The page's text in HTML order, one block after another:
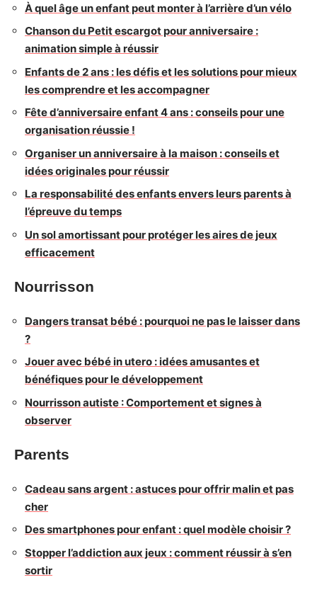
À quel âge un enfant peut monter à l’arrière d’un vélo
Chanson du Petit escargot pour anniversaire :
animation simple à réussir
Enfants de 2 ans : les défis et les solutions pour mieux
les comprendre et les accompagner
Fête d’anniversaire enfant 4 ans : conseils pour une
organisation réussie !
Organiser un anniversaire à la maison : conseils et
idées originales pour réussir
La responsabilité des enfants envers leurs parents à
l’épreuve du temps
Un sol amortissant pour protéger les aires de jeux
efficacement
Nourrisson
Dangers transat bébé : pourquoi ne pas le laisser dans
?
Jouer avec bébé in utero : idées amusantes et
bénéfiques pour le développement
Nourrisson autiste : Comportement et signes à
observer
Parents
Cadeau sans argent : astuces pour offrir malin et pas
cher
Des smartphones pour enfant : quel modèle choisir ?
Stopper l’addiction aux jeux : comment réussir à s’en
sortir